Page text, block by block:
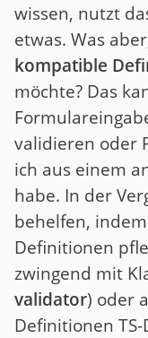
wissen, nutzt
etwas. Was
kompatible
möchte? Das
validieren oder
ich aus einem
habe. In der
behelfen,
Definitionen
zwingend mit
validator) oder
Definitionen